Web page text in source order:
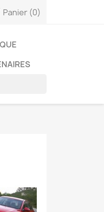
Panier (0)